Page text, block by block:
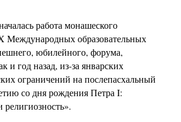
работа монашеского
Международных образовательных
юбилейного, форума,
и год назад, из-за январских
ограничений на послепасхальный
со дня рождения Петра I: